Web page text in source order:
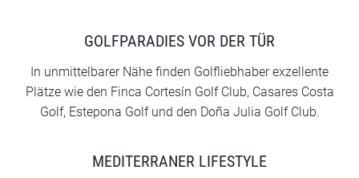
GOLFPARADIES VOR DER TÜR
In unmittelbarer Nähe finden Golfliebhaber exzellente
Plätze wie den Finca Cortesín Golf Club, Casares Costa
Golf, Estepona Golf und den Doña Julia Golf Club.
MEDITERRANER LIFESTYLE